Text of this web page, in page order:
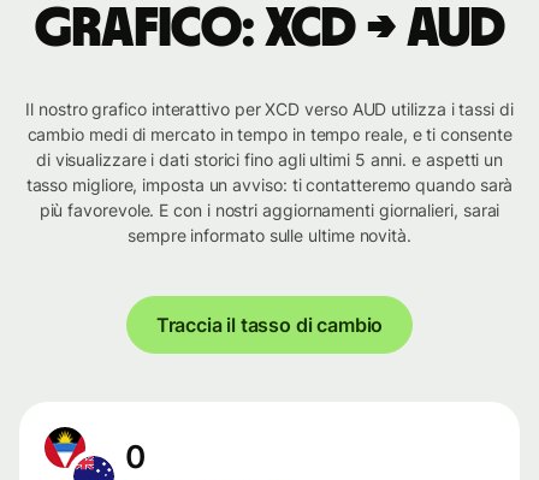
Grafico: XCD → AUD
Il nostro grafico interattivo per XCD verso AUD utilizza i tassi di
cambio medi di mercato in tempo in tempo reale, e ti consente
di visualizzare i dati storici fino agli ultimi 5 anni. e aspetti un
tasso migliore, imposta un avviso: ti contatteremo quando sarà
più favorevole. E con i nostri aggiornamenti giornalieri, sarai
sempre informato sulle ultime novità.
Traccia il tasso di cambio
0